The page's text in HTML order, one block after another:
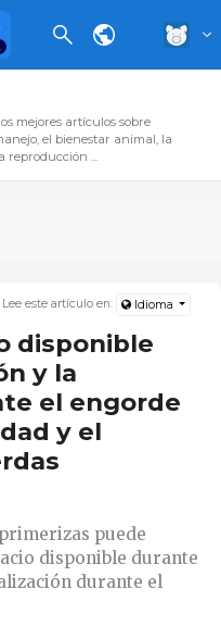
mejores artículos sobre
el bienestar animal, la
reproducción ...
Lee este artículo en: Idioma
disponible
y la
el engorde
y el
puede
disponible durante
durante el